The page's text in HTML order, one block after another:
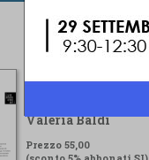
Valeria Baldi
Prezzo 55,00